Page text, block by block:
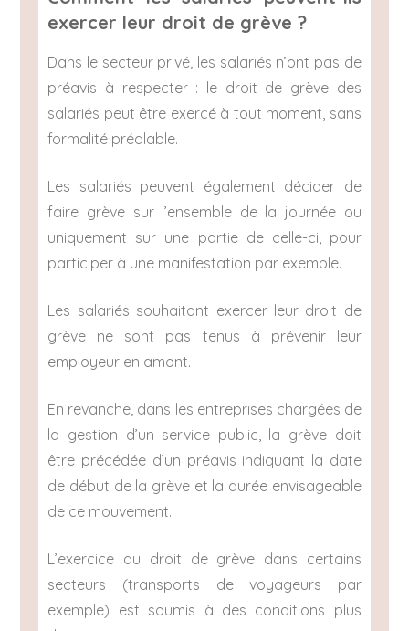
exercer leur droit de grève ?
Dans le secteur privé, les salariés n’ont pas de
préavis à respecter : le droit de grève des
salariés peut être exercé à tout moment, sans
formalité préalable.
Les salariés peuvent également décider de
faire grève sur l’ensemble de la journée ou
uniquement sur une partie de celle-ci, pour
participer à une manifestation par exemple.
Les salariés souhaitant exercer leur droit de
grève ne sont pas tenus à prévenir leur
employeur en amont.
En revanche, dans les entreprises chargées de
la gestion d’un service public, la grève doit
être précédée d’un préavis indiquant la date
de début de la grève et la durée envisageable
de ce mouvement.
L’exercice du droit de grève dans certains
secteurs (transports de voyageurs par
exemple) est soumis à des conditions plus